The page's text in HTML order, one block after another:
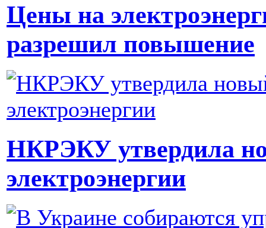
Цены на
разрешил повышение
НКРЭКУ утвердила
электроэнергии